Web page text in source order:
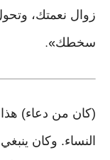
زوال نعمتك،
سخطك».
(كان من دعاء)
النساء. وكان